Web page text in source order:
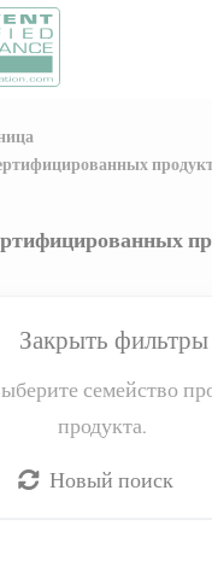
Закрыть фильтры
семейство
продукта.
Новый поиск